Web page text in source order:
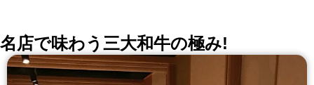
名店で味わう三大和牛の極み!